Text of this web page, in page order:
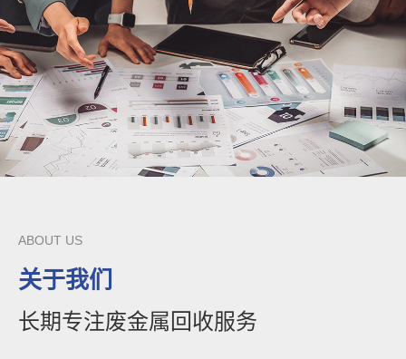
ABOUT US
关于我们
长期专注废金属回收服务